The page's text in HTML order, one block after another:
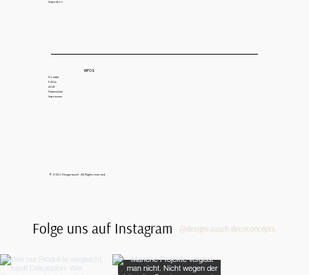
Inspiration
INFOS
Kontakt
FAQs
AGB
Datenschutz
Impressum
© 2026 Designrausch. All Rights reserved.
Folge uns auf Instagram @designrausch.decoconcepts